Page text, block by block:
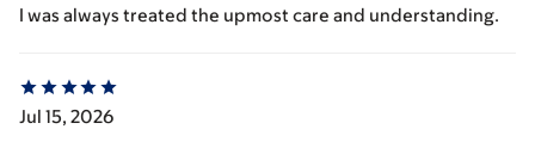
I was always treated the upmost care and understanding.
Jul 15, 2026